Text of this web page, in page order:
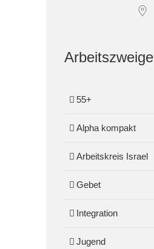
Arbeitszweige
55+
Alpha kompakt
Arbeitskreis Israel
Gebet
Integration
Jugend